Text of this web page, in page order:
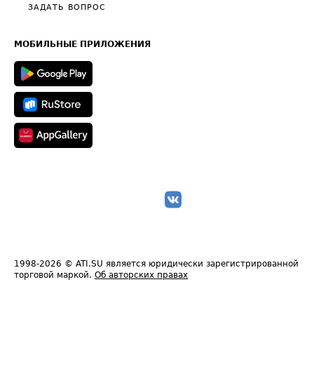
Общие положения
Полезное по перевозкам
Техническая информация
ЗАДАТЬ ВОПРОС
МОБИЛЬНЫЕ ПРИЛОЖЕНИЯ
1998-2026 © ATI.SU является юридически зарегистрированной
торговой маркой. Об авторских правах